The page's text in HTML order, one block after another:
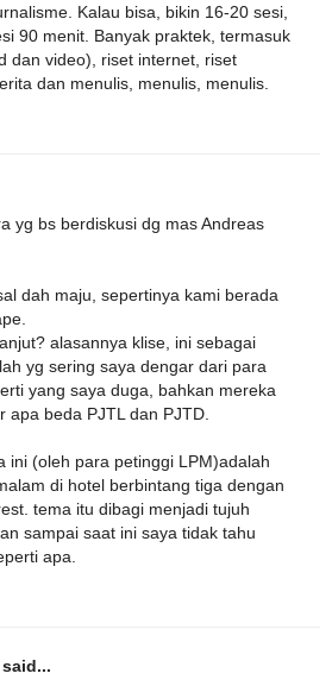
Kalau bisa, bikin 16-20 sesi,
90 menit. Banyak praktek, termasuk
dan video), riset internet, riset
dan menulis, menulis, menulis.
yg bs berdiskusi dg mas Andreas
dah maju, sepertinya kami berada
alasannya klise, ini sebagai
yg sering saya dengar dari para
yang saya duga, bahkan mereka
apa beda PJTL dan PJTD.
ini (oleh para petinggi LPM)adalah
di hotel berbintang tiga dengan
tema itu dibagi menjadi tujuh
sampai saat ini saya tidak tahu
apa.
said...